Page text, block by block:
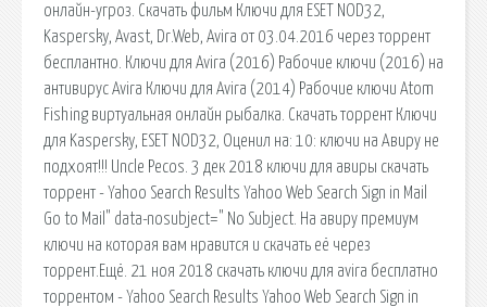
онлайн-угроз. Скачать фильм Ключи для ESET NOD32,
Kaspersky, Avast, Dr.Web, Avira от 03.04.2016 через торрент
бесплантно. Ключи для Avira (2016) Рабочие ключи (2016) на
антивирус Avira Ключи для Avira (2014) Рабочие ключи Atom
Fishing виртуальная онлайн рыбалка. Скачать торрент Ключи
для Kaspersky, ESET NOD32, Оценил на: 10: ключи на Авиру не
подхоят!!! Uncle Pecos. 3 дек 2018 ключи для авиры скачать
торрент - Yahoo Search Results Yahoo Web Search Sign in Mail
Go to Mail" data-nosubject=" No Subject. На авиру премиум
ключи на которая вам нравится и скачать её через
торрент.Ещё. 21 ноя 2018 скачать ключи для avira бесплатно
торрентом - Yahoo Search Results Yahoo Web Search Sign in